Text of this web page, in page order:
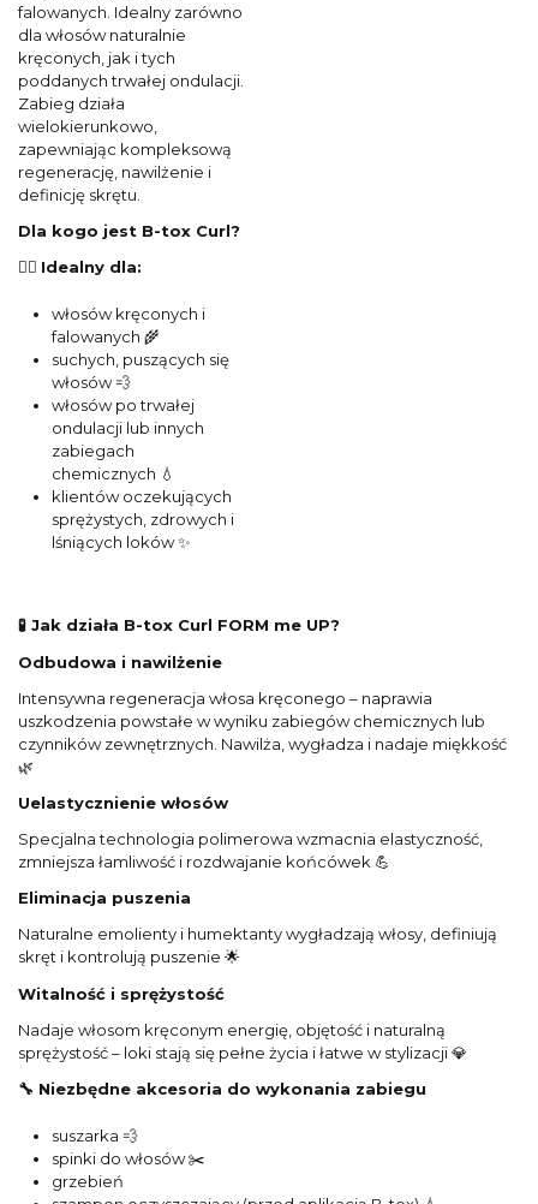
falowanych. Idealny zarówno
dla włosów naturalnie
kręconych, jak i tych
poddanych trwałej ondulacji.
Zabieg działa
wielokierunkowo,
zapewniając kompleksową
regenerację, nawilżenie i
definicję skrętu.
Dla kogo jest B-tox Curl?
💆‍♀️ Idealny dla:
włosów kręconych i
falowanych 🌾
suchych, puszących się
włosów 💨
włosów po trwałej
ondulacji lub innych
zabiegach
chemicznych 💧
klientów oczekujących
sprężystych, zdrowych i
lśniących loków ✨
🧪 Jak działa B-tox Curl FORM me UP?
Odbudowa i nawilżenie
Intensywna regeneracja włosa kręconego – naprawia
uszkodzenia powstałe w wyniku zabiegów chemicznych lub
czynników zewnętrznych. Nawilża, wygładza i nadaje miękkość
🌿
Uelastycznienie włosów
Specjalna technologia polimerowa wzmacnia elastyczność,
zmniejsza łamliwość i rozdwajanie końcówek 💪
Eliminacja puszenia
Naturalne emolienty i humektanty wygładzają włosy, definiują
skręt i kontrolują puszenie 🌟
Witalność i sprężystość
Nadaje włosom kręconym energię, objętość i naturalną
sprężystość – loki stają się pełne życia i łatwe w stylizacji 💎
🔧 Niezbędne akcesoria do wykonania zabiegu
suszarka 💨
spinki do włosów ✂️
grzebień